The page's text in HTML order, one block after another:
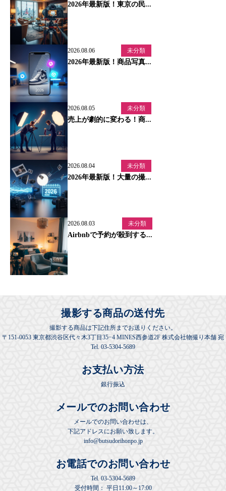
2026年最新版！東京の民...
2026.08.06 未分類
2026年最新版！商品写真...
2026.08.05 未分類
売上が劇的に変わる！商...
2026.08.04 未分類
2026年最新版！大量の撮...
2026.08.03 未分類
Airbnbで予約が殺到する...
撮影する商品の送付先
撮影する商品は下記住所までお送りください。
〒151-0053 東京都渋谷区代々木3丁目35−4 MINES西参道2F 株式会社物撮り本舗 宛
Tel. 03-5304-5689
お支払い方法
銀行振込
メールでのお問い合わせ
メールでのお問い合わせは、
下記アドレスにお願い致します。
info@butsudorihonpo.jp
お電話でのお問い合わせ
Tel. 03-5304-5689
受付時間： 平日11:00～17:00